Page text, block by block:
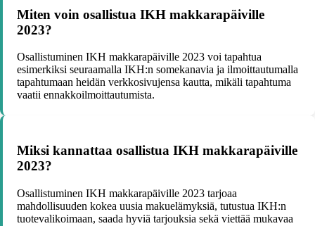
Miten voin osallistua IKH makkarapäiville
2023?
Osallistuminen IKH makkarapäiville 2023 voi tapahtua
esimerkiksi seuraamalla IKH:n somekanavia ja ilmoittautumalla
tapahtumaan heidän verkkosivujensa kautta, mikäli tapahtuma
vaatii ennakkoilmoittautumista.
Miksi kannattaa osallistua IKH makkarapäiville
2023?
Osallistuminen IKH makkarapäiville 2023 tarjoaa
mahdollisuuden kokea uusia makuelämyksiä, tutustua IKH:n
tuotevalikoimaan, saada hyviä tarjouksia sekä viettää mukavaa